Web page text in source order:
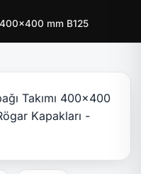
400x400 mm B125